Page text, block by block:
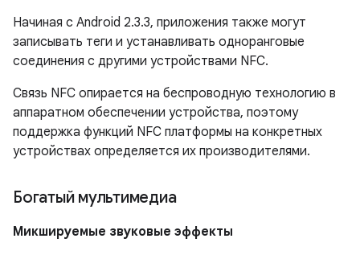
Начиная с Android 2.3.3, приложения также могут
записывать теги и устанавливать одноранговые
соединения с другими устройствами NFC.
Связь NFC опирается на беспроводную технологию в
аппаратном обеспечении устройства, поэтому
поддержка функций NFC платформы на конкретных
устройствах определяется их производителями.
Богатый мультимедиа
Микшируемые звуковые эффекты